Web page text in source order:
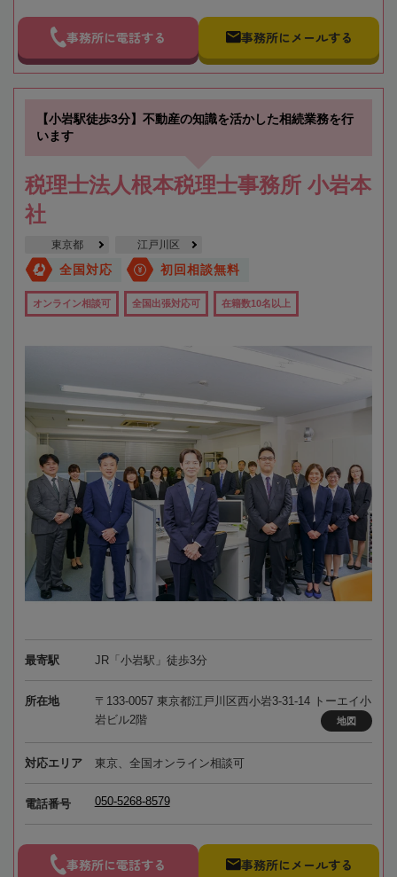
事務所に電話する 事務所にメールする
【小岩駅徒歩3分】不動産の知識を活かした相続業務を行
います
税理士法人根本税理士事務所 小岩本
社
東京都 江戸川区
全国対応 初回相談無料
オンライン相談可 全国出張対応可 在籍数10名以上
最寄駅 JR「小岩駅」徒歩3分
所在地
〒133-0057 東京都江戸川区西小岩3-31-14 トーエイ小
岩ビル2階
地図
対応エリア 東京、全国オンライン相談可
電話番号 050-5268-8579
事務所に電話する 事務所にメールする